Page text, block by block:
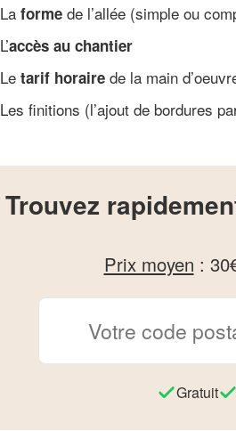
La formede l’allée (simple ou
L’accès au chantier
Le tarif horairede la main
Les finitions (l’ajout de bordures
Trouvez
Prix moyen :
Gratuit